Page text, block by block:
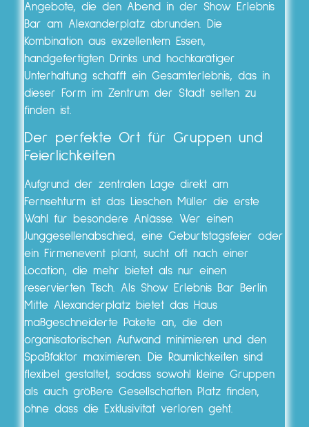
Angebote, die den Abend in der Show Erlebnis
Bar am Alexanderplatz abrunden. Die
Kombination aus exzellentem Essen,
handgefertigten Drinks und hochkarätiger
Unterhaltung schafft ein Gesamterlebnis, das in
dieser Form im Zentrum der Stadt selten zu
finden ist.
Der perfekte Ort für Gruppen und
Feierlichkeiten
Aufgrund der zentralen Lage direkt am
Fernsehturm ist das Lieschen Müller die erste
Wahl für besondere Anlässe. Wer einen
Junggesellenabschied, eine Geburtstagsfeier oder
ein Firmenevent plant, sucht oft nach einer
Location, die mehr bietet als nur einen
reservierten Tisch. Als Show Erlebnis Bar Berlin
Mitte Alexanderplatz bietet das Haus
maßgeschneiderte Pakete an, die den
organisatorischen Aufwand minimieren und den
Spaßfaktor maximieren. Die Räumlichkeiten sind
flexibel gestaltet, sodass sowohl kleine Gruppen
als auch größere Gesellschaften Platz finden,
ohne dass die Exklusivität verloren geht.